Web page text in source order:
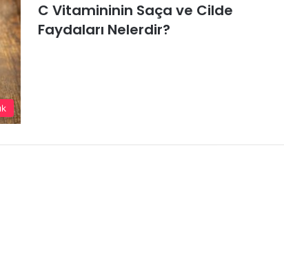
C Vitamininin Saça ve Cilde
Faydaları Nelerdir?